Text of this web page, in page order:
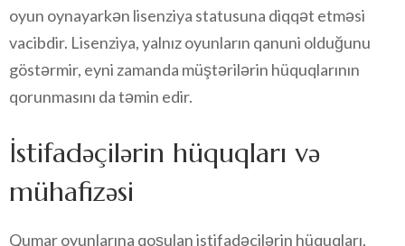
oyun oynayarkən lisenziya statusuna diqqət etməsi
vacibdir. Lisenziya, yalnız oyunların qanuni olduğunu
göstərmir, eyni zamanda müştərilərin hüquqlarının
qorunmasını da təmin edir.
İstifadəçilərin hüquqları və
mühafizəsi
Qumar oyunlarına qoşulan istifadəçilərin hüquqları,